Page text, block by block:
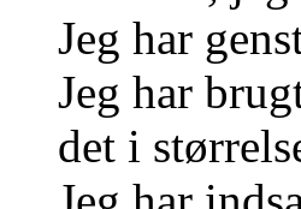
Jeg har
Jeg har
det i